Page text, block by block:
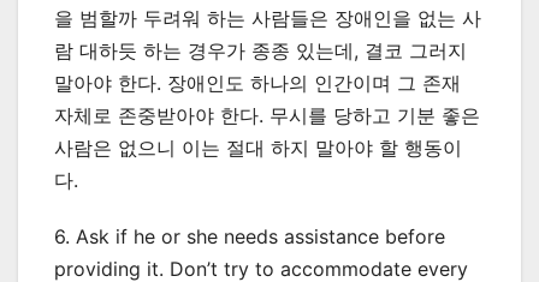
을 범할까 두려워 하는 사람들은 장애인을 없는 사
람 대하듯 하는 경우가 종종 있는데, 결코 그러지
말아야 한다. 장애인도 하나의 인간이며 그 존재
자체로 존중받아야 한다. 무시를 당하고 기분 좋은
사람은 없으니 이는 절대 하지 말아야 할 행동이
다.
6. Ask if he or she needs assistance before
providing it. Don’t try to accommodate every